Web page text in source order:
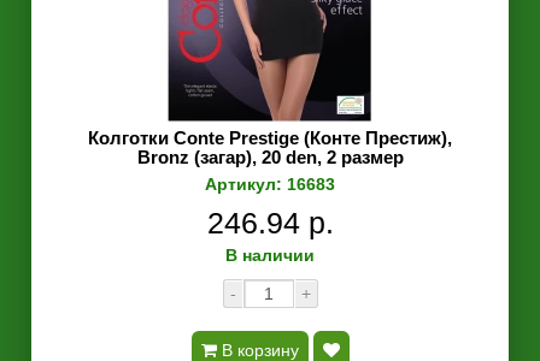
Колготки Conte Prestige (Конте Престиж),
Bronz (загар), 20 den, 2 размер
Артикул: 16683
246.94 р.
В наличии
-
+
В корзину